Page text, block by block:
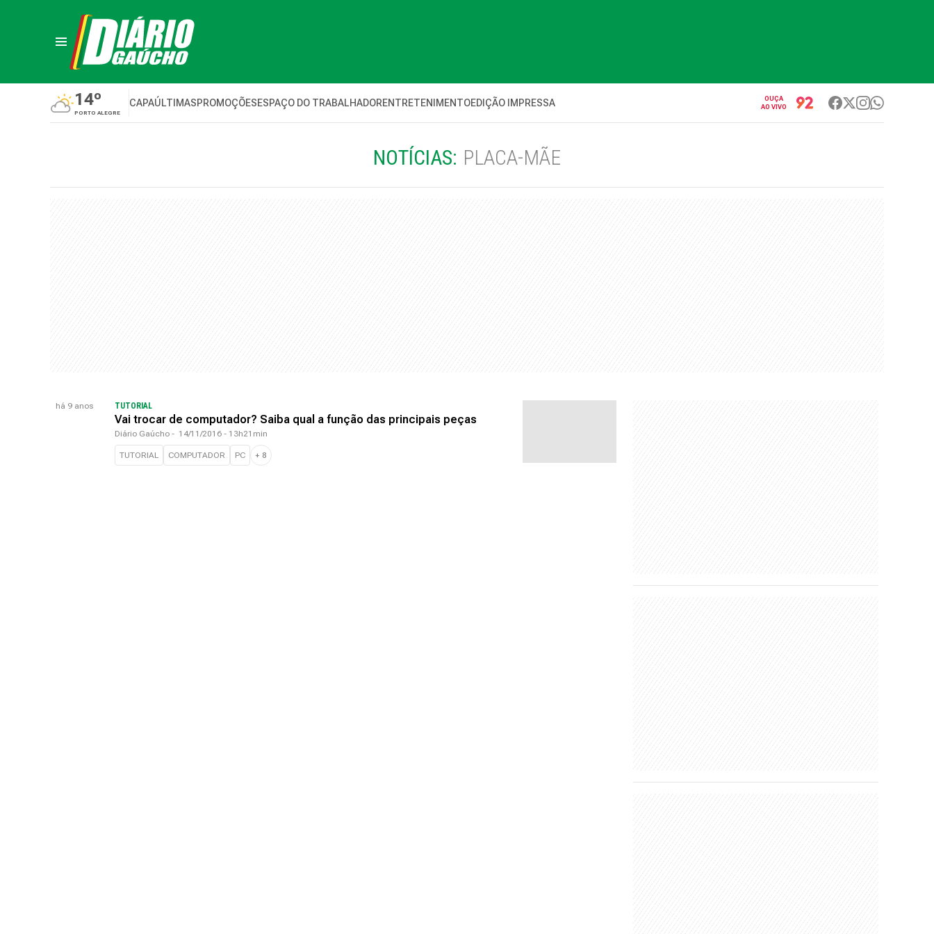
14º
PORTO ALEGRE
CAPAÚLTIMASPROMOÇÕESESPAÇO DO TRABALHADORENTRETENIMENTOEDIÇÃO IMPRESSA
OUÇA
AO VIVO
NOTÍCIAS: PLACA-MÃE
há 9 anos TUTORIAL
Vai trocar de computador? Saiba qual a função das principais peças
Diário Gaúcho - 14/11/2016 - 13h21min
TUTORIAL COMPUTADOR PC + 8